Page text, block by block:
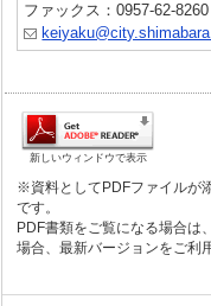
ファックス：0957-62-8260
新しいウィンドウで表示
※資料としてPDFファイルが
です。
PDF書類をご覧になる場合は
場合、最新バージョンをご利